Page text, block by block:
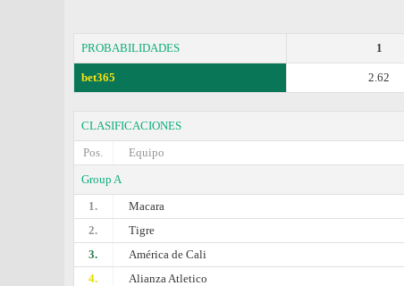
PROBABILIDADES 1
bet365 2.62
CLASIFICACIONES
Pos.
Equipo
Group A
1.
Macara
2.
Tigre
3.
América de Cali
4.
Alianza Atletico